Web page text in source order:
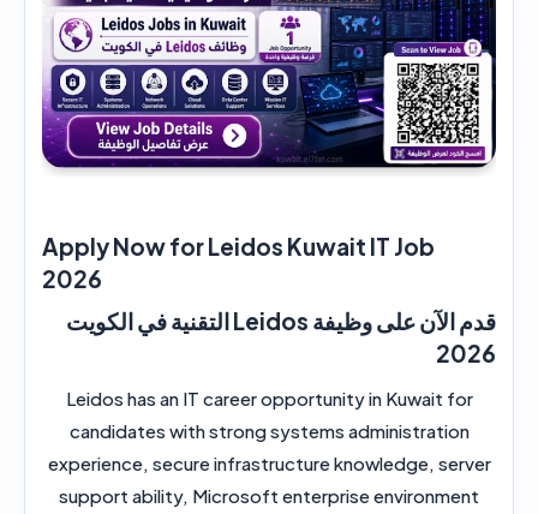
Apply Now for Leidos Kuwait IT Job
2026
قدم الآن على وظيفة Leidos التقنية في الكويت
2026
Leidos has an IT career opportunity in Kuwait for
candidates with strong systems administration
experience, secure infrastructure knowledge, server
support ability, Microsoft enterprise environment